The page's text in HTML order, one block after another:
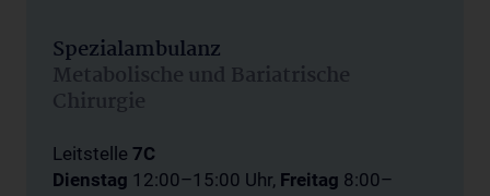
Spezialambulanz
Metabolische und Bariatrische
Chirurgie
Leitstelle 7C
Dienstag 12:00–15:00 Uhr, Freitag 8:00–